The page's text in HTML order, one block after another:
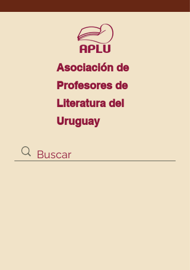
Asociación de
Profesores de
Literatura del
Uruguay